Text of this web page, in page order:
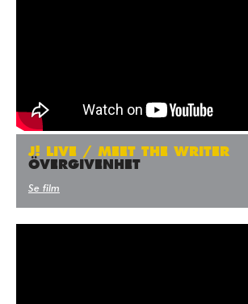
J! LIVE / MEET THE WRITER
ÖVERGIVENHET
Se film